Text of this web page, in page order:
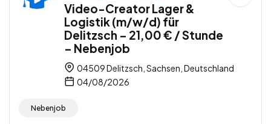
Video-Creator Lager &
Logistik (m/w/d) für
Delitzsch – 21,00 € / Stunde
– Nebenjob
04509 Delitzsch, Sachsen, Deutschland
04/08/2026
Nebenjob